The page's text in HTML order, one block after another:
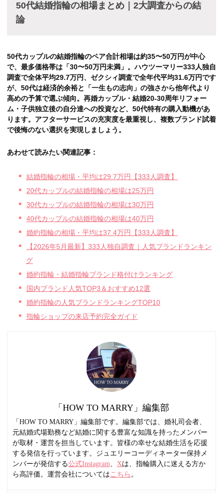
50代結婚指輪の相場まとめ｜2大調査からの結
論
50代カップルの結婚指輪のペア合計相場は約35〜50万円が中心
で、最多価格帯は「30〜50万円未満」。ハウツーマリー333人独自
調査で全体平均29.7万円、ゼクシィ調査で全年代平均31.6万円です
が、50代は経済的余裕と「一生もの志向」の強さから他年代より
高めの予算で選ぶ傾向。再婚カップル・結婚20-30周年リフォー
ム・子供独立後の自分達への投資など、50代特有の購入動機があ
ります。アフターサービスの充実度を最重視し、複数ブランド試着
で後悔のない選択を実現しましょう。
あわせて読みたい関連記事：
結婚指輪の相場・平均は29.7万円【333人調査】
20代カップルの結婚指輪の相場は25万円
30代カップルの結婚指輪の相場は30万円
40代カップルの結婚指輪の相場は40万円
婚約指輪の相場・平均は37.4万円【333人調査】
【2026年5月最新】333人独自調査｜人気ブランドランキン
グ
婚約指輪・結婚指輪ブランド格付けランキング
国内ブランド人気TOP3＆おすすめ12選
婚約指輪の人気ブランドランキングTOP10
指輪ショップの来店予約完全ガイド
「HOW TO MARRY」編集部
「HOW TO MARRY」編集部です。編集部では、婚礼司会者、
元結婚式場勤務など結婚に関する豊富な知識を持ったメンバー
が取材・運営を担当しています。皆様の幸せな結婚生活を応援
する発信を行っています。ジュエリーコーディネーター保持メ
ンバーが発信する公式Instagram、 Xは、指輪購入に迷える方か
ら高評価。運営会社については こちら 。